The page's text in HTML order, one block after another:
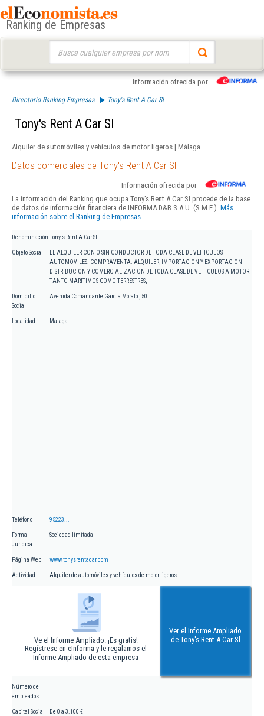
Ranking de Empresas
Información ofrecida por
Directorio Ranking Empresas Tony's Rent A Car Sl
Tony's Rent A Car Sl
Alquiler de automóviles y vehículos de motor ligeros | Málaga
Datos comerciales de Tony's Rent A Car Sl
Información ofrecida por
La información del Ranking que ocupa Tony's Rent A Car Sl procede de la base
de datos de información financiera de INFORMA D&B S.A.U. (S.M.E.). Más
información sobre el Ranking de Empresas.
Denominación Tony's Rent A Car Sl
Objeto Social
EL ALQUILER CON O SIN CONDUCTOR DE TODA CLASE DE VEHICULOS
AUTOMOVILES. COMPRAVENTA. ALQUILER, IMPORTACION Y EXPORTACION
DISTRIBUCION Y COMERCIALIZACION DE TODA CLASE DE VEHICULOS A MOTOR
TANTO MARITIMOS COMO TERRESTRES,
Domicilio
Social
Avenida Comandante Garcia Morato , 50
Localidad Malaga
Teléfono 95223...
Forma
Jurídica
Sociedad limitada
Página Web www.tonysrentacar.com
Actividad Alquiler de automóviles y vehículos de motor ligeros
Ve el Informe Ampliado. ¡Es gratis!
Regístrese en eInforma y le regalamos el
Informe Ampliado de esta empresa
Ver el Informe Ampliado
de Tony's Rent A Car Sl
Número de
empleados
Capital Social De 0 a 3.100 €